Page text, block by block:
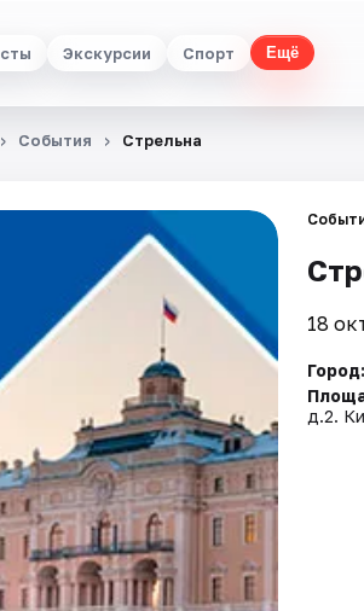
Экскурсии Спорт Ещё
События Стрельна
18
Город:
д.2.